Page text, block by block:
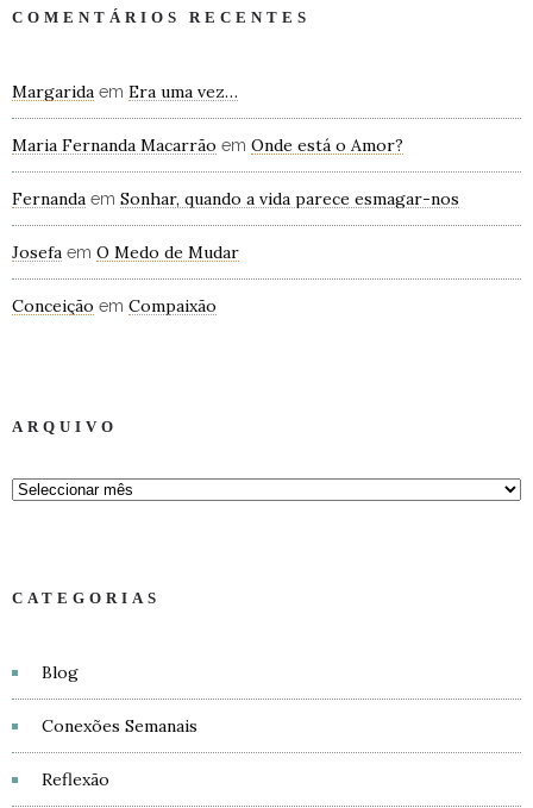
COMENTÁRIOS RECENTES
Margarida em Era uma vez…
Maria Fernanda Macarrão em Onde está o Amor?
Fernanda em Sonhar, quando a vida parece esmagar-nos
Josefa em O Medo de Mudar
Conceição em Compaixão
ARQUIVO
CATEGORIAS
Blog
Conexões Semanais
Reflexão